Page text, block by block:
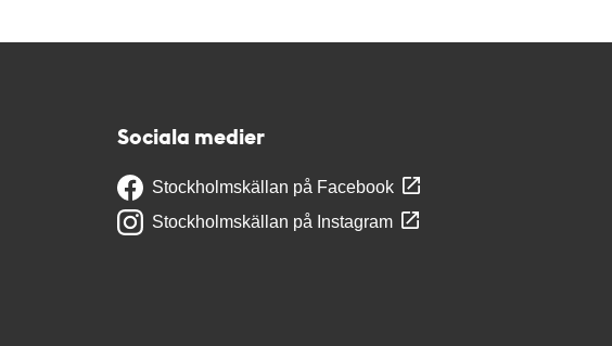
Sociala medier
Stockholmskällan på Facebook
Stockholmskällan på Instagram